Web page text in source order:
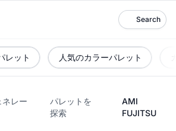
Search
レット 人気のカラーパレット
レー
パレットを
探索
AMI
FUJITSU